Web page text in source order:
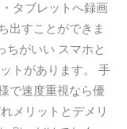
タブレットへ録画
出すことができま
ちがいい スマホと
トがあります。 手
で速度重視なら優
メリットとデメリ